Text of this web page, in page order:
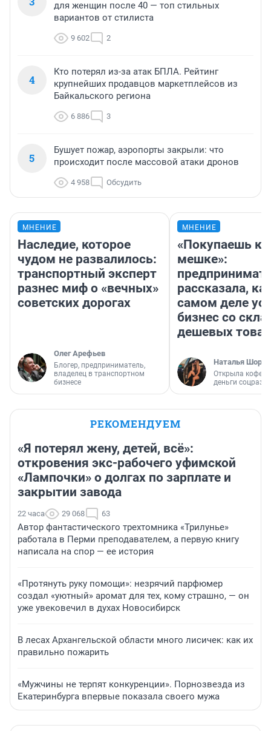
для женщин после 40 — топ стильных
вариантов от стилиста
9 602 2
4
Кто потерял из-за атак БПЛА. Рейтинг
крупнейших продавцов маркетплейсов из
Байкальского региона
6 886 3
5
Бушует пожар, аэропорты закрыли: что
происходит после массовой атаки дронов
4 958 Обсудить
МНЕНИЕ
Наследие, которое
чудом не развалилось:
транспортный эксперт
разнес миф о «вечных»
советских дорогах
Олег Арефьев
Блогер, предприниматель,
владелец в транспортном
бизнесе
МНЕНИЕ
«Покупаешь
мешке»:
рассказала,
самом деле
бизнес со
дешевых
Наталья
Открыла
деньги
РЕКОМЕНДУЕМ
«Я потерял жену, детей, всё»:
откровения экс-рабочего уфимской
«Лампочки» о долгах по зарплате и
закрытии завода
22 часа 29 068 63
Автор фантастического трехтомника «Трилунье»
работала в Перми преподавателем, а первую книгу
написала на спор — ее история
«Протянуть руку помощи»: незрячий парфюмер
создал «уютный» аромат для тех, кому страшно, — он
уже увековечил в духах Новосибирск
В лесах Архангельской области много лисичек: как их
правильно пожарить
«Мужчины не терпят конкуренции». Порнозвезда из
Екатеринбурга впервые показала своего мужа